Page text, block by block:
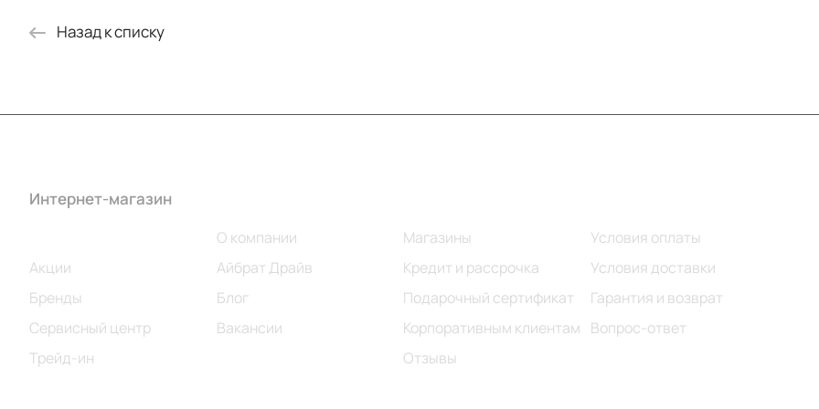
Назад к списку
Интернет-магазин
Акции
Бренды
Сервисный центр
Трейд-ин
О компании
Айбрат Драйв
Блог
Вакансии
Магазины
Кредит и рассрочка
Подарочный сертификат
Корпоративным клиентам
Отзывы
Условия оплаты
Условия доставки
Гарантия и возврат
Вопрос-ответ